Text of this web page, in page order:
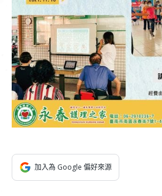
加入為 Google 偏好來源